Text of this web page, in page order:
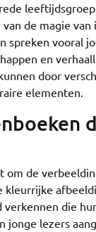
de magie
vooral
en
door
elementen.
de
die
jonge lezers